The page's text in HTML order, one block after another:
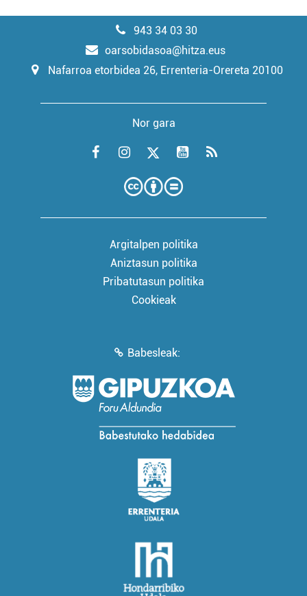
943 34 03 30
oarsobidasoa@hitza.eus
Nafarroa etorbidea 26, Errenteria-Orereta 20100
Nor gara
Argitalpen politika
Aniztasun politika
Pribatutasun politika
Cookieak
Babesleak: